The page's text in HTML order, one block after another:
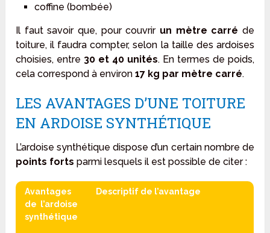
coffine (bombée)
Il faut savoir que, pour couvrir un mètre carré de
toiture, il faudra compter, selon la taille des ardoises
choisies, entre 30 et 40 unités. En termes de poids,
cela correspond à environ17 kg par mètre carré.
LES AVANTAGES D’UNE TOITURE
EN ARDOISE SYNTHÉTIQUE
L’ardoise synthétique dispose d’un certain nombre de
points forts parmi lesquels il est possible de citer :
Avantages
de l’ardoise
synthétique
Descriptif de l’avantage